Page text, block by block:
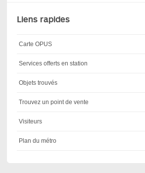
Liens rapides
Carte OPUS
Services offerts en station
Objets trouvés
Trouvez un point de vente
Visiteurs
Plan du métro